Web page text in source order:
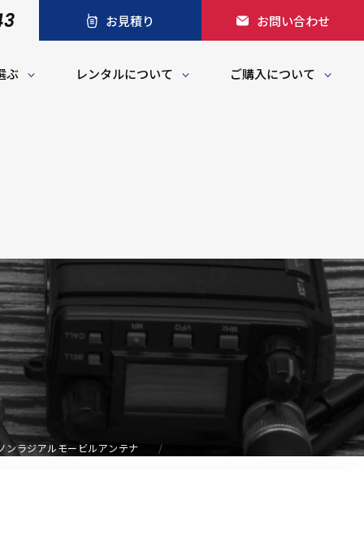
お見積り お問い合わせ
ぶ レンタルについて ご購入について
ポータブルワイヤレスアンプ
ラジアルモービルアンテナ